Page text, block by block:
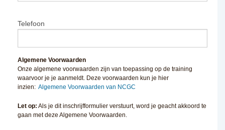
Telefoon
Algemene Voorwaarden
Onze algemene voorwaarden zijn van toepassing op de training
waarvoor je je aanmeldt. Deze voorwaarden kun je hier
inzien: Algemene Voorwaarden van NCGC
Let op: Als je dit inschrijfformulier verstuurt, word je geacht akkoord te
gaan met deze Algemene Voorwaarden.